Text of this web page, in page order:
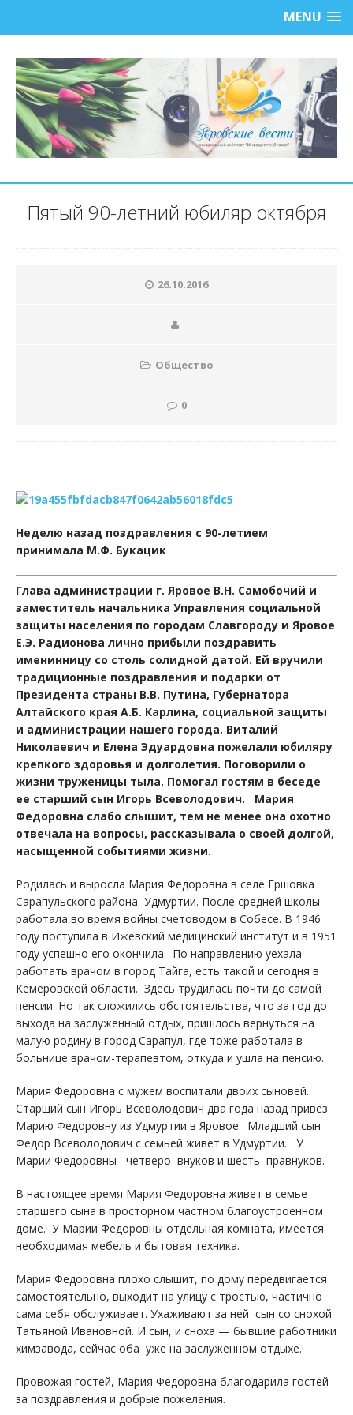
MENU
Пятый 90-летний юбиляр октября
26.10.2016
Общество
0
Неделю назад поздравления с 90-летием
принимала М.Ф. Букацик
Глава администрации г. Яровое В.Н. Самобочий и
заместитель начальника Управления социальной
защиты населения по городам Славгороду и Яровое
Е.Э. Радионова лично прибыли поздравить
именинницу со столь солидной датой. Ей вручили
традиционные поздравления и подарки от
Президента страны В.В. Путина, Губернатора
Алтайского края А.Б. Карлина, социальной защиты
и администрации нашего города. Виталий
Николаевич и Елена Эдуардовна пожелали юбиляру
крепкого здоровья и долголетия. Поговорили о
жизни труженицы тыла. Помогал гостям в беседе
ее старший сын Игорь Всеволодович. Мария
Федоровна слабо слышит, тем не менее она охотно
отвечала на вопросы, рассказывала о своей долгой,
насыщенной событиями жизни.
Родилась и выросла Мария Федоровна в селе Ершовка
Сарапульского района Удмуртии. После средней школы
работала во время войны счетоводом в Собесе. В 1946
году поступила в Ижевский медицинский институт и в 1951
году успешно его окончила. По направлению уехала
работать врачом в город Тайга, есть такой и сегодня в
Кемеровской области. Здесь трудилась почти до самой
пенсии. Но так сложились обстоятельства, что за год до
выхода на заслуженный отдых, пришлось вернуться на
малую родину в город Сарапул, где тоже работала в
больнице врачом-терапевтом, откуда и ушла на пенсию.
Мария Федоровна с мужем воспитали двоих сыновей.
Старший сын Игорь Всеволодович два года назад привез
Марию Федоровну из Удмуртии в Яровое. Младший сын
Федор Всеволодович с семьей живет в Удмуртии. У
Марии Федоровны четверо внуков и шесть правнуков.
В настоящее время Мария Федоровна живет в семье
старшего сына в просторном частном благоустроенном
доме. У Марии Федоровны отдельная комната, имеется
необходимая мебель и бытовая техника.
Мария Федоровна плохо слышит, по дому передвигается
самостоятельно, выходит на улицу с тростью, частично
сама себя обслуживает. Ухаживают за ней сын со снохой
Татьяной Ивановной. И сын, и сноха — бывшие работники
химзавода, сейчас оба уже на заслуженном отдыхе.
Провожая гостей, Мария Федоровна благодарила гостей
за поздравления и добрые пожелания.